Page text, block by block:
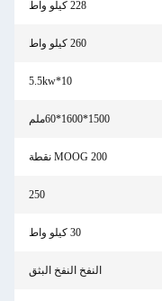
228 كيلو واط
260 كيلو واط
5.5kw*10
1500*1600*60ملم
MOOG 200 نقطة
250
30 كيلو واط
النفخ النفخ البثق